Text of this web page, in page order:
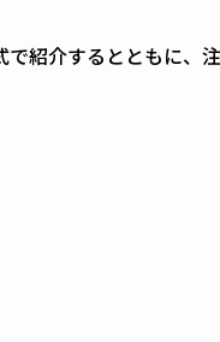
紹介するとともに、